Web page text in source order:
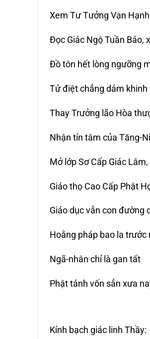
Xem Tư Tưởng Vạn
Đọc Giác Ngộ Tuần Báo,
Đồ tôn hết lòng ngưỡng
Tử điệt chẳng dám khinh
Thay Trưởng lão Hòa
Nhận tín tâm của Tăng-
Mở lớp Sơ Cấp Giác
Giáo thọ Cao Cấp Phật
Giáo dục vẫn con đường
Hoằng pháp bao la trước
Ngã-nhân chỉ là gan tất
Phật tánh vốn sẳn xưa
Kính bạch giác linh Thầy: